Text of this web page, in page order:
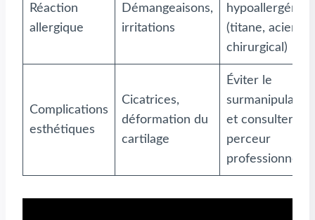
Réaction
allergique
Démangeaisons,
irritations
(titane, acier
chirurgical)
Complications
esthétiques
Cicatrices,
déformation du
cartilage
Éviter le
surmanipulation
et consulter un
perceur
professionnel